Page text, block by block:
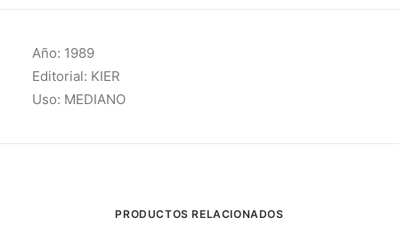
Año: 1989
Editorial: KIER
Uso: MEDIANO
PRODUCTOS RELACIONADOS